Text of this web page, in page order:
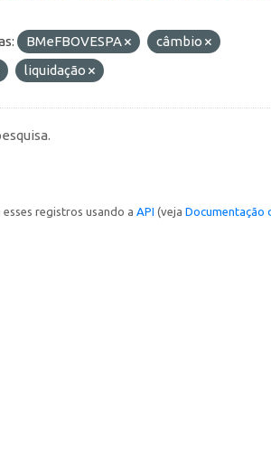
BMeFBOVESPA
câmbio
liquidação
registros usando a API (veja Documentação